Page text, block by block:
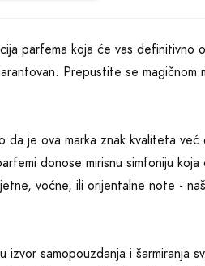
parfema koja će vas definitivno
Prepustite se magičnom
da je ova marka znak kvaliteta već
donose mirisnu simfoniju koja
voćne, ili orijentalne note -
samopouzdanja i šarmiranja